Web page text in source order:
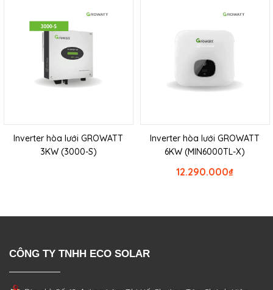
Inverter hòa lưới GROWATT
3KW (3000-S)
Inverter hòa lưới GROWATT
6KW (MIN6000TL-X)
₫
12.290.000
CÔNG TY TNHH ECO SOLAR